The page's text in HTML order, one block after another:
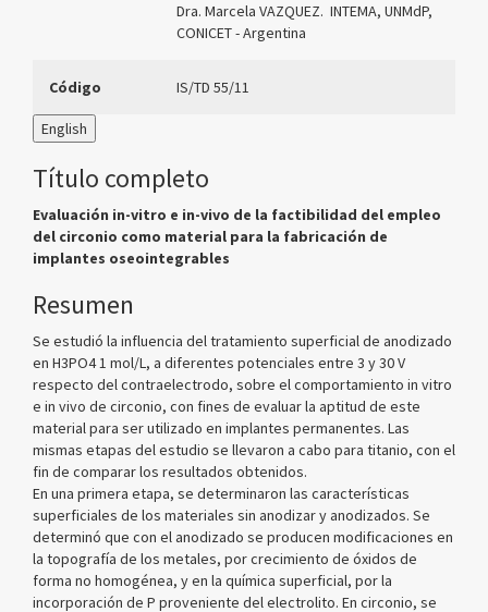
Dra. Marcela VAZQUEZ. INTEMA, UNMdP,
CONICET - Argentina
Código IS/TD 55/11
English
Título completo
Evaluación in-vitro e in-vivo de la factibilidad del empleo
del circonio como material para la fabricación de
implantes oseointegrables
Resumen
Se estudió la influencia del tratamiento superficial de anodizado
en H3PO4 1 mol/L, a diferentes potenciales entre 3 y 30 V
respecto del contraelectrodo, sobre el comportamiento in vitro
e in vivo de circonio, con fines de evaluar la aptitud de este
material para ser utilizado en implantes permanentes. Las
mismas etapas del estudio se llevaron a cabo para titanio, con el
fin de comparar los resultados obtenidos.
En una primera etapa, se determinaron las características
superficiales de los materiales sin anodizar y anodizados. Se
determinó que con el anodizado se producen modificaciones en
la topografía de los metales, por crecimiento de óxidos de
forma no homogénea, y en la química superficial, por la
incorporación de P proveniente del electrolito. En circonio, se